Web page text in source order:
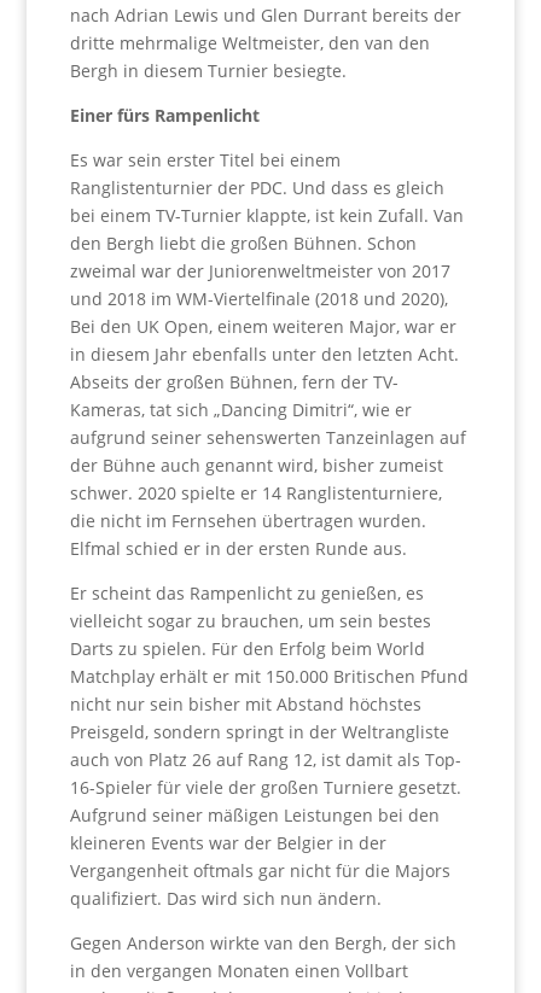
nach Adrian Lewis und Glen Durrant bereits der
dritte mehrmalige Weltmeister, den van den
Bergh in diesem Turnier besiegte.
Einer fürs Rampenlicht
Es war sein erster Titel bei einem
Ranglistenturnier der PDC. Und dass es gleich
bei einem TV-Turnier klappte, ist kein Zufall. Van
den Bergh liebt die großen Bühnen. Schon
zweimal war der Juniorenweltmeister von 2017
und 2018 im WM-Viertelfinale (2018 und 2020),
Bei den UK Open, einem weiteren Major, war er
in diesem Jahr ebenfalls unter den letzten Acht.
Abseits der großen Bühnen, fern der TV-
Kameras, tat sich „Dancing Dimitri“, wie er
aufgrund seiner sehenswerten Tanzeinlagen auf
der Bühne auch genannt wird, bisher zumeist
schwer. 2020 spielte er 14 Ranglistenturniere,
die nicht im Fernsehen übertragen wurden.
Elfmal schied er in der ersten Runde aus.
Er scheint das Rampenlicht zu genießen, es
vielleicht sogar zu brauchen, um sein bestes
Darts zu spielen. Für den Erfolg beim World
Matchplay erhält er mit 150.000 Britischen Pfund
nicht nur sein bisher mit Abstand höchstes
Preisgeld, sondern springt in der Weltrangliste
auch von Platz 26 auf Rang 12, ist damit als Top-
16-Spieler für viele der großen Turniere gesetzt.
Aufgrund seiner mäßigen Leistungen bei den
kleineren Events war der Belgier in der
Vergangenheit oftmals gar nicht für die Majors
qualifiziert. Das wird sich nun ändern.
Gegen Anderson wirkte van den Bergh, der sich
in den vergangen Monaten einen Vollbart